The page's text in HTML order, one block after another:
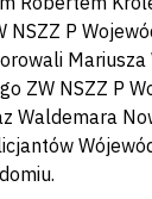
NSZZ P
Mariusza
ZW NSZZ P
Waldemara